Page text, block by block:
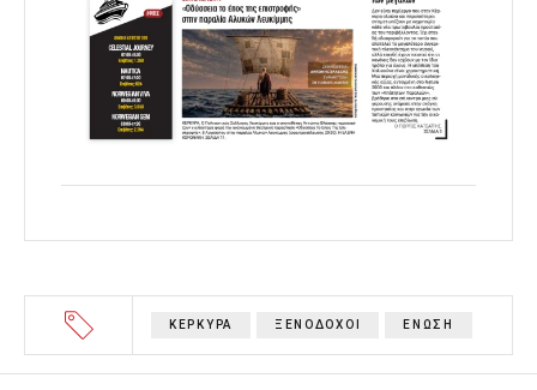
ΚΕΡΚΥΡΑ ΞΕΝΟΔΟΧΟΙ ΕΝΩΣΗ